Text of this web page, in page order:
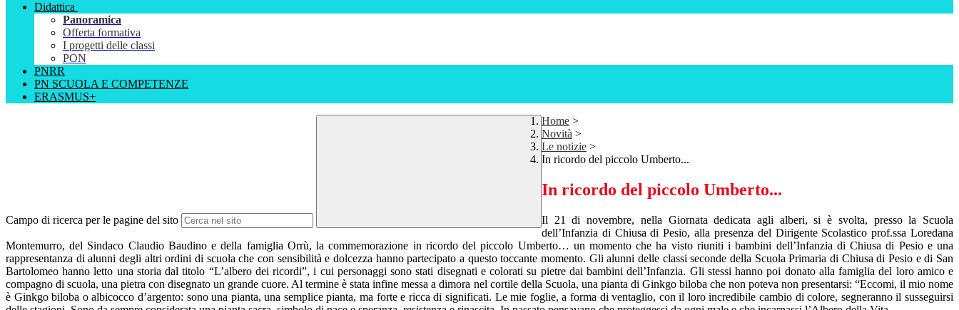
Didattica
Panoramica
Offerta formativa
I progetti delle classi
PON
PNRR
PN SCUOLA E COMPETENZE
ERASMUS+
Campo di ricerca per le pagine del sito
Home >
Novità >
Le notizie >
In ricordo del piccolo Umberto...
In ricordo del piccolo Umberto...
Il 21 di novembre, nella Giornata dedicata agli alberi, si è svolta, presso la Scuola
dell’Infanzia di Chiusa di Pesio, alla presenza del Dirigente Scolastico prof.ssa Loredana
Montemurro, del Sindaco Claudio Baudino e della famiglia Orrù, la commemorazione in ricordo del piccolo Umberto… un momento che ha visto riuniti i bambini dell’Infanzia di Chiusa di Pesio e una
rappresentanza di alunni degli altri ordini di scuola che con sensibilità e dolcezza hanno partecipato a questo toccante momento. Gli alunni delle classi seconde della Scuola Primaria di Chiusa di Pesio e di San
Bartolomeo hanno letto una storia dal titolo “L’albero dei ricordi”, i cui personaggi sono stati disegnati e colorati su pietre dai bambini dell’Infanzia. Gli stessi hanno poi donato alla famiglia del loro amico e
compagno di scuola, una pietra con disegnato un grande cuore. Al termine è stata infine messa a dimora nel cortile della Scuola, una pianta di Ginkgo biloba che non poteva non presentarsi: “Eccomi, il mio nome
è Ginkgo biloba o albicocco d’argento: sono una pianta, una semplice pianta, ma forte e ricca di significati. Le mie foglie, a forma di ventaglio, con il loro incredibile cambio di colore, segneranno il susseguirsi